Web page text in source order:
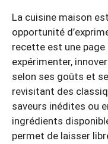
La cuisine maison
opportunité
recette est une page
expérimenter,
selon ses goûts et
revisitant des
saveurs inédites ou
ingrédients
permet de laisser